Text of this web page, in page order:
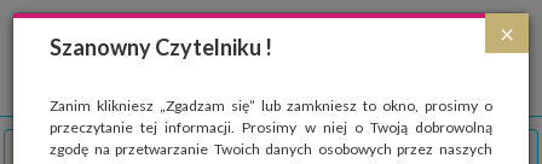
×
Szanowny Czytelniku !
Zanim klikniesz „Zgadzam się” lub zamkniesz to okno, prosimy o
przeczytanie tej informacji. Prosimy w niej o Twoją dobrowolną
zgodę na przetwarzanie Twoich danych osobowych przez naszych
Strona wykorzystuje pliki cookies, które służą głównie do celów statystycznych.
Wyrażając zgodę na używanie 'cookies', zezwalasz na zapisanie ich w pamięci
przeglądarki. Przejdź do
polityki cookies